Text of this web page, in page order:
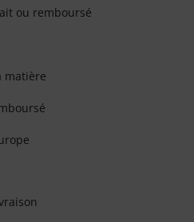
ou remboursé
matière